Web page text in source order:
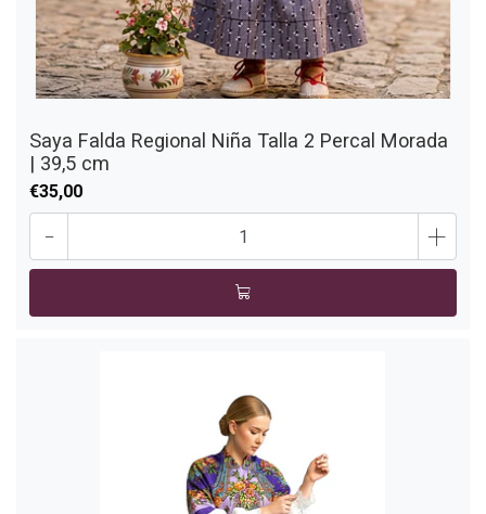
Saya Falda Regional Niña Talla 2 Percal Morada
| 39,5 cm
€35,00
- +